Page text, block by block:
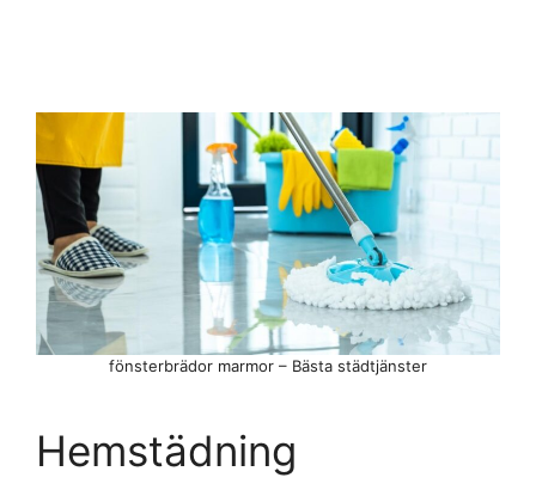
fönsterbrädor marmor – Bästa städtjänster
Hemstädning